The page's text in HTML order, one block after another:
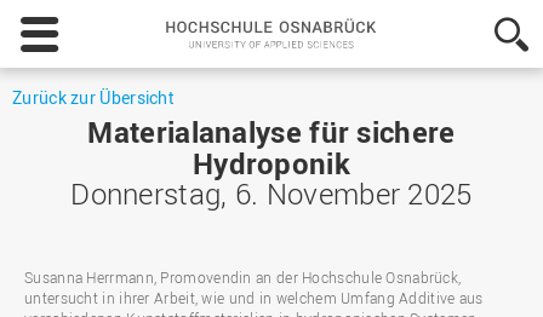
Hochschule
Osnabrück
-
Applied
Zurück zur Übersicht
Materialanalyse für sichere
Hydroponik
Donnerstag, 6. November 2025
Susanna Herrmann, Promovendin an der Hochschule Osnabrück,
untersucht in ihrer Arbeit, wie und in welchem Umfang Additive aus